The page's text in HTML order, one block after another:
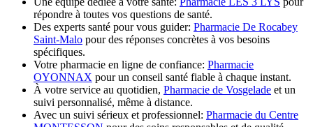
répondre à toutes vos questions de santé.
Des experts santé pour vous guider: Pharmacie De Rocabey
Saint-Malo pour des réponses concrètes à vos besoins
spécifiques.
Votre pharmacie en ligne de confiance: Pharmacie
OYONNAX pour un conseil santé fiable à chaque instant.
À votre service au quotidien, Pharmacie de Vosgelade et un
suivi personnalisé, même à distance.
Avec un suivi sérieux et professionnel: Pharmacie du Centre